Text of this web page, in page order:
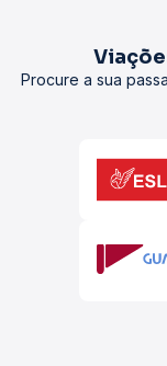
Procure a sua